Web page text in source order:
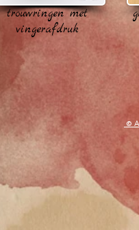
trouwringen met
vingerafdruk
​©